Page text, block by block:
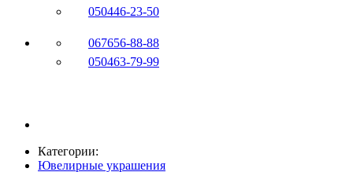
050446-23-50
067656-88-88
050463-79-99
Категории:
Ювелирные украшения